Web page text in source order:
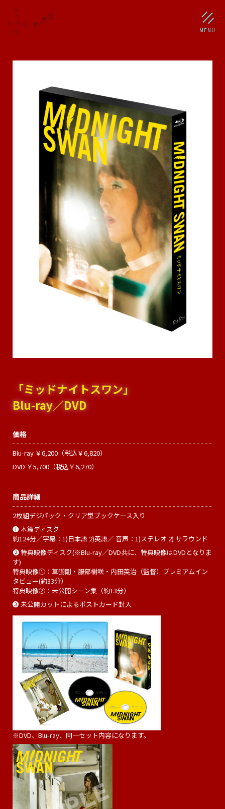
SCHEDULE
PROFILE
稲垣 吾郎 草彅 剛 香取 慎吾
DISCOGRAPHY
CHIZUSHOP
NAKAMA入会
CHIZULOG
メールマガジン登録/解除
「ミッドナイトスワン」
Blu-ray／DVD
価格
Blu-ray ￥6,200（税込￥6,820）
DVD ￥5,700（税込￥6,270）
商品詳細
2枚組デジパック・クリア型ブックケース入り
❶ 本篇ディスク
約124分／字幕：1)日本語 2)英語／ 音声：1)ステレオ 2) サラウンド
❷ 特典映像ディスク(※Blu-ray／DVD共に、特典映像はDVDとなりま
す)
特典映像①：草彅剛・服部樹咲・内田英治（監督）プレミアムイン
タビュー(約33分）
特典映像②：未公開シーン集（約13分）
❸ 未公開カットによるポストカード封入
※DVD、Blu-ray、同一セット内容になります。